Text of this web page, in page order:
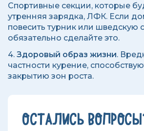
Спортивные секции, которые
утренняя зарядка, ЛФК. Если
повесить турник или шведскую
обязательно сделайте это.
4. Здоровый образ жизни.
частности курение,
закрытию зон роста.
ОСТАЛИСЬ